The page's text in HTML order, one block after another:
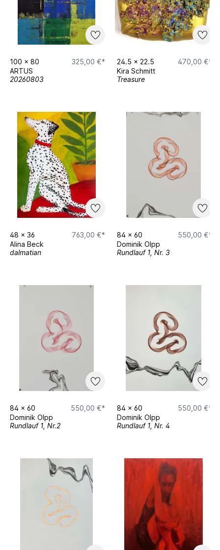
100 x 80
325,00 €*
ARTUS
20260803
24.5 x 22.5
470,00 €*
Kira Schmitt
Treasure
48 x 36
763,00 €*
Alina Beck
dalmatian
84 x 60
550,00 €*
Dominik Olpp
Rundlauf 1, Nr. 3
84 x 60
550,00 €*
Dominik Olpp
Rundlauf 1, Nr.2
84 x 60
550,00 €*
Dominik Olpp
Rundlauf 1, Nr. 4